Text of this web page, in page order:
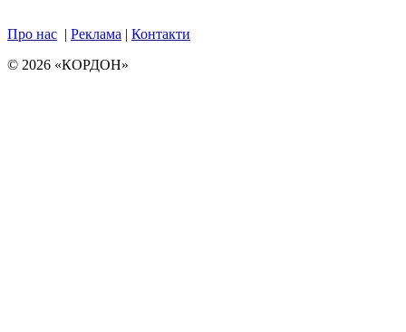
Про нас | Реклама | Контакти
© 2026 «КОРДОН»